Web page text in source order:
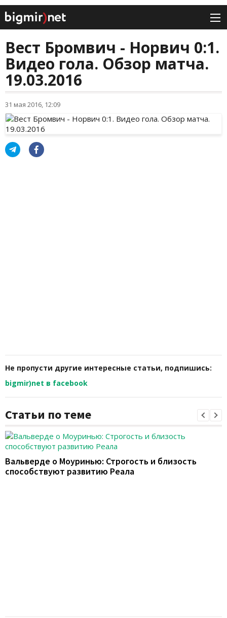
Вест Бромвич - Норвич 0:1.
Видео гола. Обзор матча.
19.03.2016
31 мая 2016, 12:09
Не пропусти другие интересные статьи, подпишись:
bigmir)net в facebook
Статьи по теме
Вальверде о Моуринью: Строгость и близость
способствуют развитию Реала